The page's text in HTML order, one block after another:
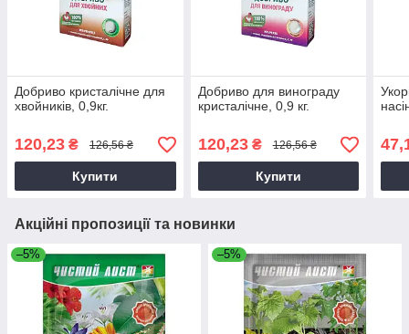
Добриво кристалічне для
хвойників, 0,9кг.
120,23 ₴ 126,56 ₴
Купити
Добриво для винограду
кристалічне, 0,9 кг.
120,23₴ 126,56 ₴
Купити
Акційні пропозиції та новинки
–5% –5%